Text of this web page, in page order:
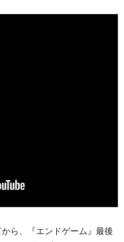
ら、『エンドゲーム』最後